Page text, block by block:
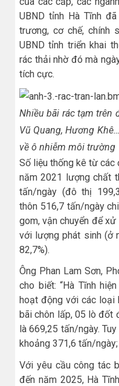
UBND tỉnh Hà Tĩnh
trương, cơ chế, chính
UBND tỉnh triển khai
rác thải nhờ đó mà
tích cực.
Nhiều bãi rác tạm trên
Vũ Quang, Hương
về ô nhiễm môi trường
Số liệu thống kê từ các
năm 2021 lượng chất
tấn/ngày (đô thị
thôn 516,7 tấn/ngày
gom, vận chuyển để
với lượng phát sinh (ở
82,7%).
Ông Phan Lam Sơn,
cho biết: “Hà Tĩnh
hoạt động với các loại
bãi chôn lấp, 05 lò đốt
là 669,25 tấn/ngày.
khoảng 371,6 tấn/
Với yêu cầu công tác
đến năm 2025, Hà